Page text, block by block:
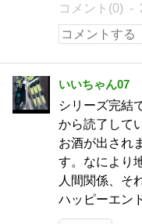
コメント(0)
いいちゃん07
シリーズ完結
から読了して
お酒が出され
す。なにより
人間関係、そ
ハッピーエン